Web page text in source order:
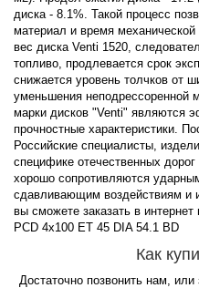
диска - 8.1%. Такой процесс
материал и время механической
вес диска Venti 1520,
топливо, продлевается срок
снижается уровень толчков от
уменьшения неподрессоренной
марки дисков "Venti" являются
прочностные характеристики.
Российские специалисты,
специфике отечественных
хорошо сопротивляются
сдавливающим воздействиям и
вы сможете заказать в
PCD 4x100 ET 45 DIA 54.1 BD
Как
Достаточно позвонить нам,